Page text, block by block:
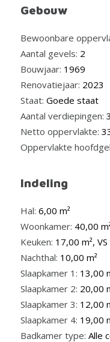
Gebouw
Bewoonbare
Aantal gevels: 2
Bouwjaar: 1969
Renovatiejaar: 2023
Staat: Goede staat
Aantal verdiepingen: 3
Netto oppervlakte:
Oppervlakte
Indeling
Hal: 6,00 m²
Woonkamer: 40,00
Keuken: 17,00 m²,
Nachthal: 10,00 m²
Slaapkamer 1: 13,00
Slaapkamer 2: 20,00
Slaapkamer 3: 12,00
Slaapkamer 4: 19,00
Badkamer type: Alle